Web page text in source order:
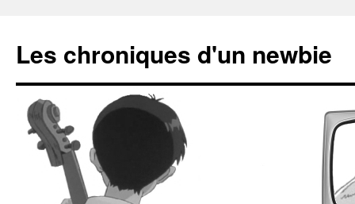
Les chroniques d'un newbie